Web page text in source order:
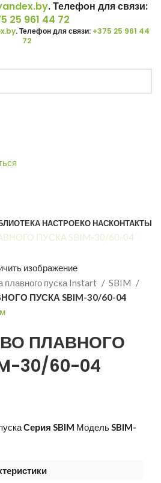
. Телефон для связи:
25 961 44 72
. Телефон для связи: +375 25 961 44
72
НАСТРОЕКО НАСКОНТАКТЫ
изображение
плавного пуска Instart
SBIM
ПУСКА SBIM-30/60-04
ПЛАВНОГО
30/60-04
Серия SBIM МодельSBIM-